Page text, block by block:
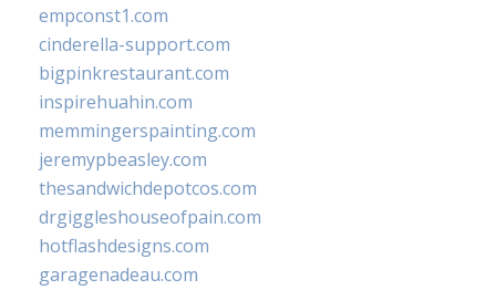
empconst1.com
cinderella-support.com
bigpinkrestaurant.com
inspirehuahin.com
memmingerspainting.com
jeremypbeasley.com
thesandwichdepotcos.com
drgiggleshouseofpain.com
hotflashdesigns.com
garagenadeau.com